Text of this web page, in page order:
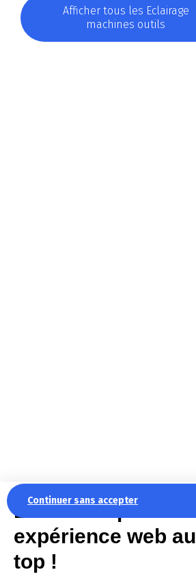
Continuer sans accepter
La recette pour une
expérience web au
top !
Afficher tous les Eclairage
machines outils